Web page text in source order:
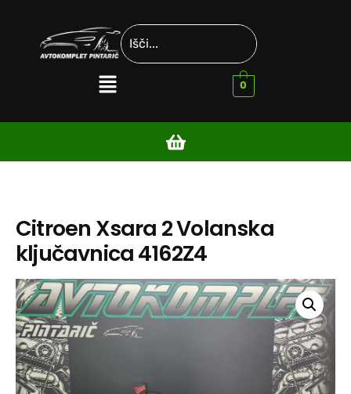
0
Citroen Xsara 2 Volanska
ključavnica 4162Z4